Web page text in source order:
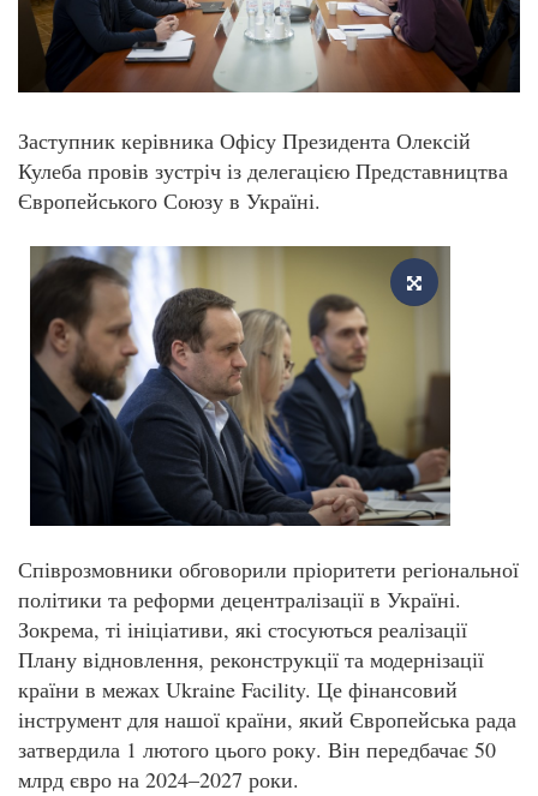
Заступник керівника Офісу Президента Олексій
Кулеба провів зустріч із делегацією Представництва
Європейського Союзу в Україні.
Співрозмовники обговорили пріоритети регіональної
політики та реформи децентралізації в Україні.
Зокрема, ті ініціативи, які стосуються реалізації
Плану відновлення, реконструкції та модернізації
країни в межах Ukraine Facility. Це фінансовий
інструмент для нашої країни, який Європейська рада
затвердила 1 лютого цього року. Він передбачає 50
млрд євро на 2024–2027 роки.